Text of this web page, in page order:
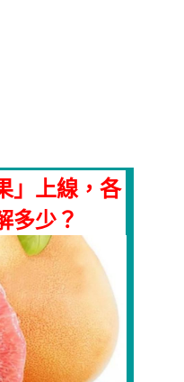
」上線，各
多少？